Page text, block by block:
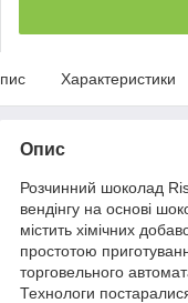
Характеристики
Опис
Розчинний шоколад
вендінгу на основі
містить хімічних
простотою
торговельного
Технологи